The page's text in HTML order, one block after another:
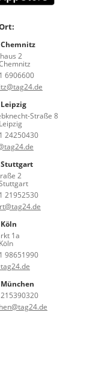
Chemnitz
2
6906600
Leipzig
Straße 8
24250430
Stuttgart
2
21952530
1a
98651990
München